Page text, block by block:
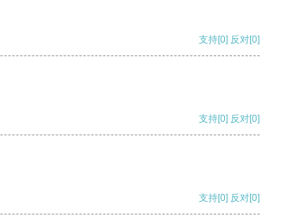
支持[0] 反对[0]
支持[0] 反对[0]
支持[0] 反对[0]